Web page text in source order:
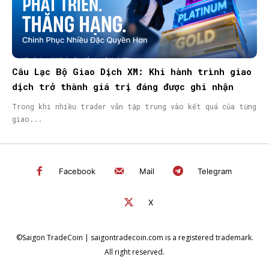
Câu Lạc Bộ Giao Dịch XM: Khi hành trình giao
dịch trở thành giá trị đáng được ghi nhận
Trong khi nhiều trader vẫn tập trung vào kết quả của từng
giao...
Facebook Mail Telegram
X
©Saigon TradeCoin | saigontradecoin.com is a registered trademark.
All right reserved.